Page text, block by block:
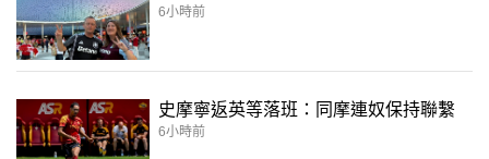
6小時前
史摩寧返英等落班：同摩連奴保持聯繫
6小時前